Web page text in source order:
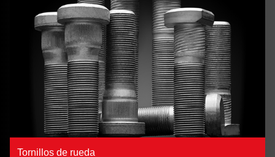
Tornillos de rueda